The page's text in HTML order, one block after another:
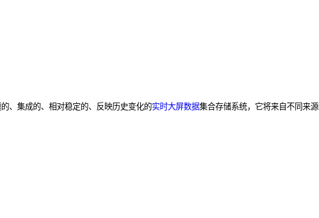
、集成的、相对稳定的、反映历史变化的实时大屏数据集合存储系统，它将来自不同来